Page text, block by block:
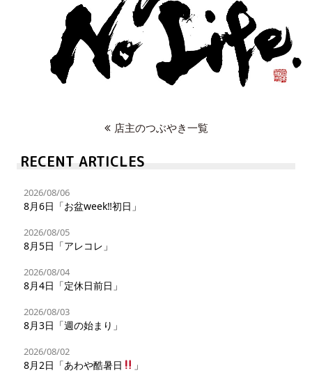
店主のつぶやき一覧
RECENT ARTICLES
2026/08/06
8月6日「お盆week‼︎初日」
2026/08/05
8月5日「アレコレ」
2026/08/04
8月4日「定休日前日」
2026/08/03
8月3日「週の始まり」
2026/08/02
8月2日「あわや酷暑日 」